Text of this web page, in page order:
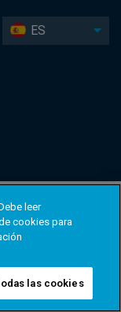
ES
leer
cookies para
las cookies